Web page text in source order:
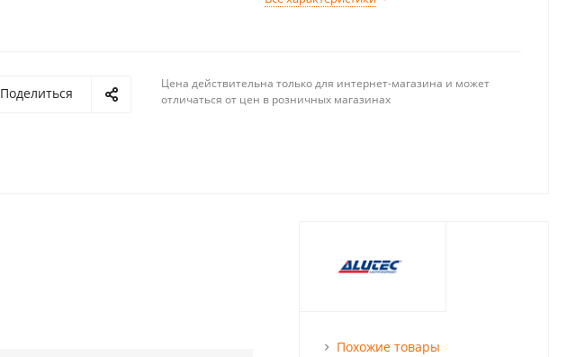
Поделиться
Цена действительна только для интернет-магазина и может
отличаться от цен в розничных магазинах
Похожие товары